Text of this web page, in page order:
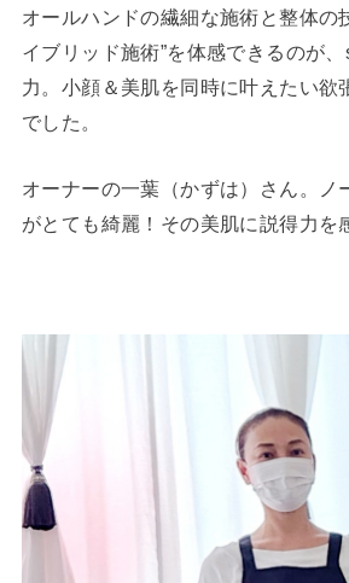
オールハンドの繊細な施術と整体の
イブリッド施術”を体感できるのが
力。小顔＆美肌を同時に叶えたい欲
でした。
オーナーの一葉（かずは）さん。ノ
がとても綺麗！その美肌に説得力を